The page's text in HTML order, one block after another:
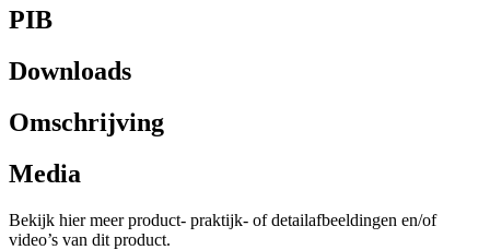
PIB
Downloads
Omschrijving
Media
Bekijk hier meer product- praktijk- of detailafbeeldingen en/of
video’s van dit product.